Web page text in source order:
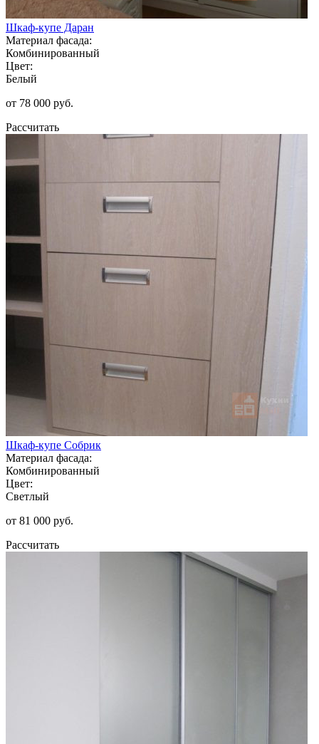
Шкаф-купе Даран
Материал фасада:
Комбинированный
Цвет:
Белый
от 78 000 руб.
Рассчитать
Шкаф-купе Собрик
Материал фасада:
Комбинированный
Цвет:
Светлый
от 81 000 руб.
Рассчитать